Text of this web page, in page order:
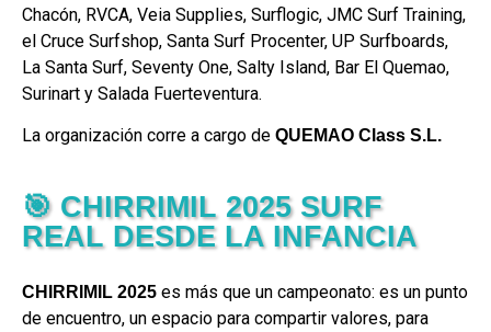
Chacón, RVCA, Veia Supplies, Surflogic, JMC Surf Training,
el Cruce Surfshop, Santa Surf Procenter, UP Surfboards,
La Santa Surf, Seventy One, Salty Island, Bar El Quemao,
Surinart y Salada Fuerteventura.
La organización corre a cargo de QUEMAO Class S.L.
🎯 CHIRRIMIL 2025 SURF
REAL DESDE LA INFANCIA
CHIRRIMIL 2025 es más que un campeonato: es un punto
de encuentro, un espacio para compartir valores, para